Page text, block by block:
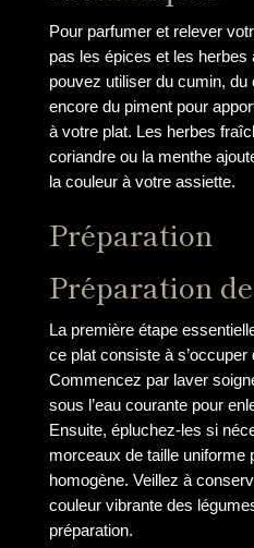
Pour parfumer et relever
pas les épices et les herbes
pouvez utiliser du cumin,
encore du piment pour
à votre plat. Les herbes
coriandre ou la menthe
la couleur à votre assiette.
Préparation
Préparation
La première étape
ce plat consiste à
Commencez par laver
sous l’eau courante pour
Ensuite, épluchez-les si
morceaux de taille uniforme
homogène. Veillez à
couleur vibrante des
préparation.